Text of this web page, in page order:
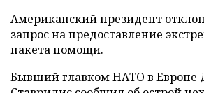
Американский президент
запрос на предоставление
пакета помощи.
Бывший главком НАТО в Европе